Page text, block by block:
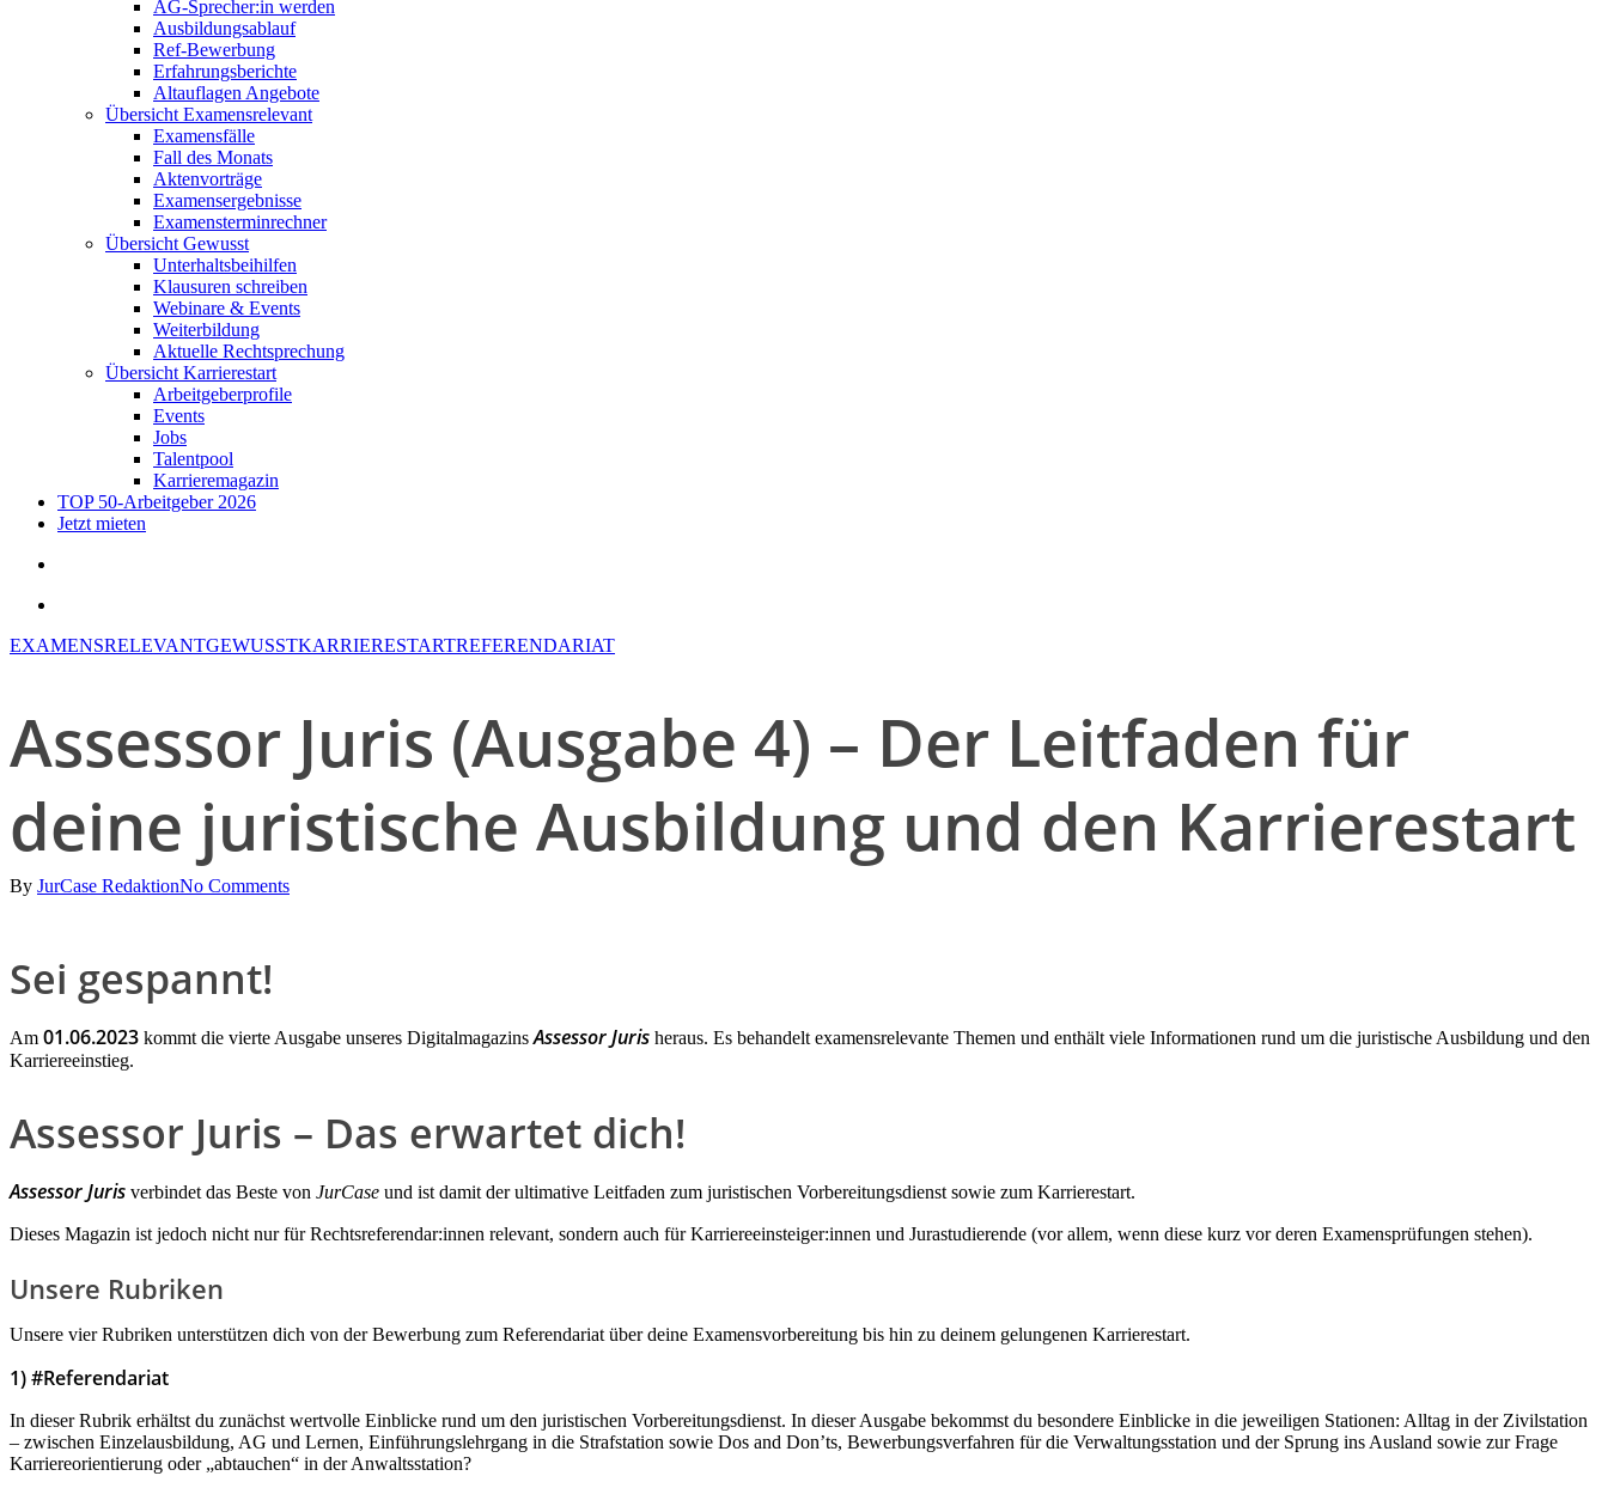
AG-Sprecher:in werden
Ausbildungsablauf
Ref-Bewerbung
Erfahrungsberichte
Altauflagen Angebote
Übersicht Examensrelevant
Examensfälle
Fall des Monats
Aktenvorträge
Examensergebnisse
Examensterminrechner
Übersicht Gewusst
Unterhaltsbeihilfen
Klausuren schreiben
Webinare & Events
Weiterbildung
Aktuelle Rechtsprechung
Übersicht Karrierestart
Arbeitgeberprofile
Events
Jobs
Talentpool
Karrieremagazin
TOP 50-Arbeitgeber 2026
Jetzt mieten
EXAMENSRELEVANTGEWUSSTKARRIERESTARTREFERENDARIAT
Assessor Juris (Ausgabe 4) – Der Leitfaden für
deine juristische Ausbildung und den Karrierestart
By JurCase RedaktionNo Comments
Sei gespannt!
Am 01.06.2023 kommt die vierte Ausgabe unseres DigitalmagazinsAssessor Juris heraus. Es behandelt examensrelevante Themen und enthält viele Informationen rund um die juristische Ausbildung und den
Karriereeinstieg.
Assessor Juris – Das erwartet dich!
Assessor Juris verbindet das Beste von JurCase und ist damit der ultimative Leitfaden zum juristischen Vorbereitungsdienst sowie zum Karrierestart.
Dieses Magazin ist jedoch nicht nur für Rechtsreferendar:innen relevant, sondern auch für Karriereeinsteiger:innen und Jurastudierende (vor allem, wenn diese kurz vor deren Examensprüfungen stehen).
Unsere Rubriken
Unsere vier Rubriken unterstützen dich von der Bewerbung zum Referendariat über deine Examensvorbereitung bis hin zu deinem gelungenen Karrierestart.
‌1) #Referendariat
In dieser Rubrik erhältst du zunächst wertvolle Einblicke rund um den juristischen Vorbereitungsdienst. In dieser Ausgabe bekommst du besondere Einblicke in die jeweiligen Stationen: Alltag in der Zivilstation
– zwischen Einzelausbildung, AG und Lernen, Einführungslehrgang in die Strafstation sowie Dos and Don’ts, Bewerbungsverfahren für die Verwaltungsstation und der Sprung ins Ausland sowie zur Frage
Karriereorientierung oder „abtauchen“ in der Anwaltsstation?